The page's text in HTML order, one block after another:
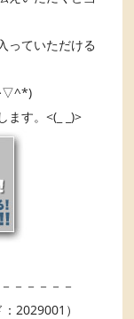
っていただける
ます。<(_ _)>
－－－－－
2029001）